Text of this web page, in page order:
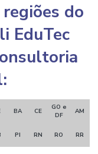
do
EduTec
BA CE
GO e
DF
AM
PI RN RO RR